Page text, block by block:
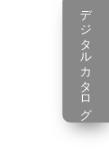
デジタルカタログ